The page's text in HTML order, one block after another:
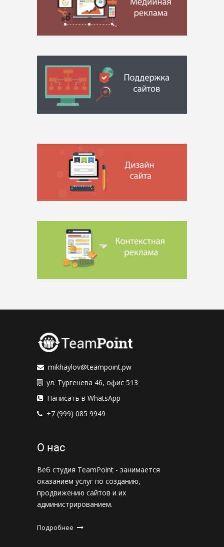
mikhaylov@teampoint.pw
ул. Тургенева 46, офис 513
Написать в WhatsApp
+7 (999) 085 9949
О нас
Веб студия TeamPoint - занимается
оказанием услуг по созданию,
продвижению сайтов и их
администрированием.
Подробнее